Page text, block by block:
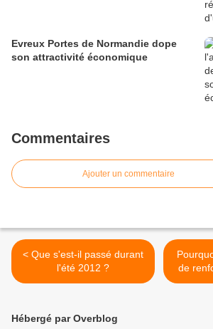
Evreux Portes de Normandie dope
son attractivité économique
Commentaires
Ajouter un commentaire
< Que s'est-il passé durant
l'été 2012 ?
de
Hébergé par Overblog